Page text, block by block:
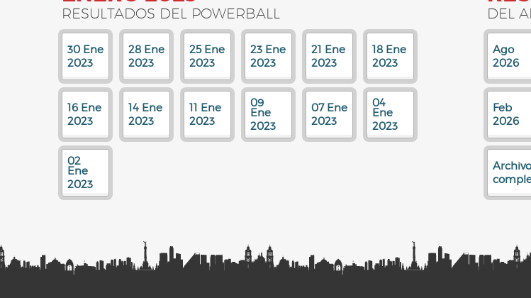
RESULTADOS DEL POWERBALL
30 Ene
2023
28 Ene
2023
25 Ene
2023
23 Ene
2023
21 Ene
2023
18 Ene
2023
16 Ene
2023
14 Ene
2023
11 Ene
2023
09
Ene
2023
07 Ene
2023
04
Ene
2023
02
Ene
2023
DEL
Ago
2026
Feb
2026
Archivo